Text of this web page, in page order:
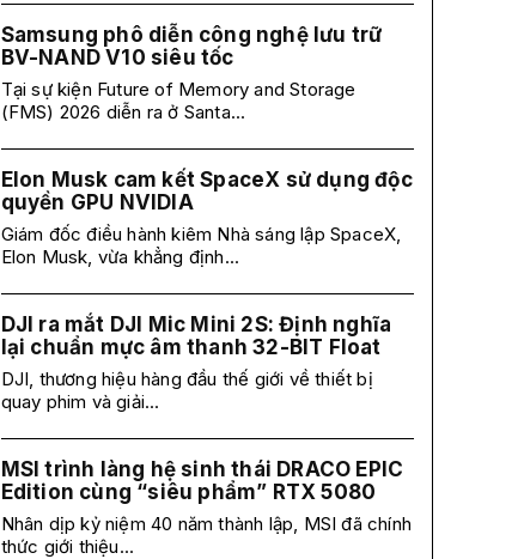
Samsung phô diễn công nghệ lưu trữ
BV-NAND V10 siêu tốc
Tại sự kiện Future of Memory and Storage
(FMS) 2026 diễn ra ở Santa...
Elon Musk cam kết SpaceX sử dụng độc
quyền GPU NVIDIA
Giám đốc điều hành kiêm Nhà sáng lập SpaceX,
Elon Musk, vừa khẳng định...
DJI ra mắt DJI Mic Mini 2S: Định nghĩa
lại chuẩn mực âm thanh 32-BIT Float
DJI, thương hiệu hàng đầu thế giới về thiết bị
quay phim và giải...
MSI trình làng hệ sinh thái DRACO EPIC
Edition cùng “siêu phẩm” RTX 5080
Nhân dịp kỷ niệm 40 năm thành lập, MSI đã chính
thức giới thiệu...